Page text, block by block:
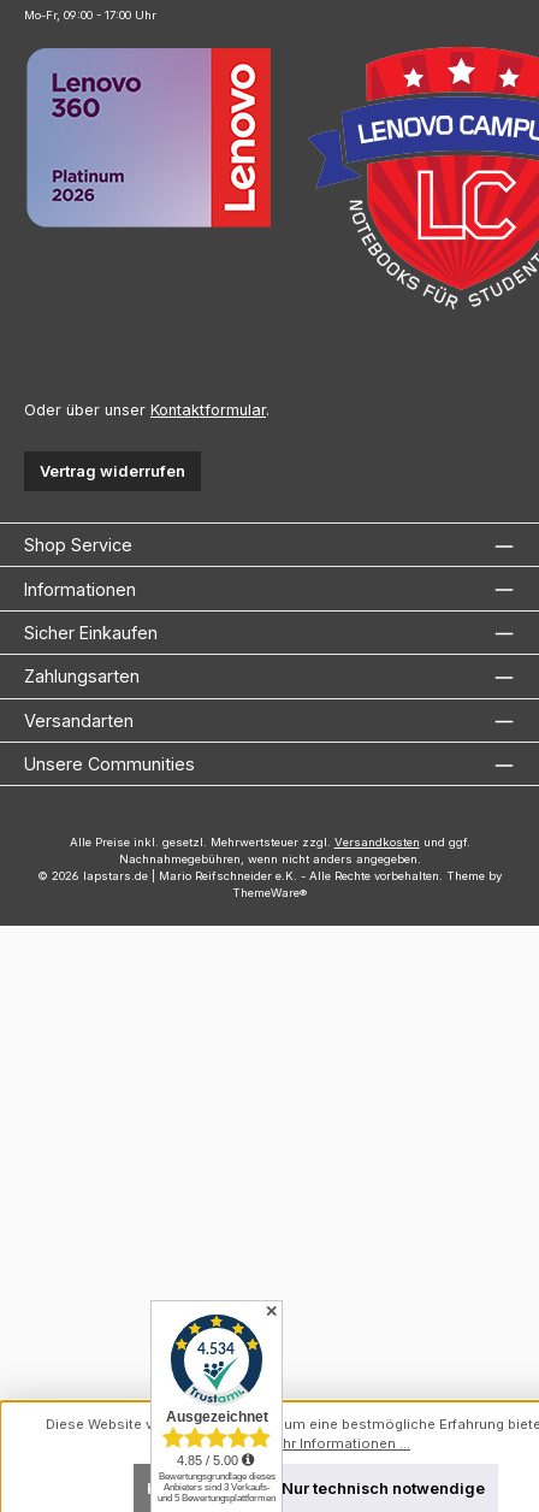
Mo-Fr, 09:00 - 17:00 Uhr
Oder über unser Kontaktformular.
Vertrag widerrufen
Shop Service
Informationen
Sicher Einkaufen
Zahlungsarten
Versandarten
Unsere Communities
Alle Preise inkl. gesetzl. Mehrwertsteuer zzgl. Versandkosten und ggf.
Nachnahmegebühren, wenn nicht anders angegeben.
© 2026 lapstars.de | Mario Reifschneider e.K. - Alle Rechte vorbehalten. Theme by
ThemeWare®
✕
Diese Website verwendet Cookies, um eine bestmögliche Erfahrung
können.Mehr Informationen ...
Nur technisch notwendige
Konfigurieren